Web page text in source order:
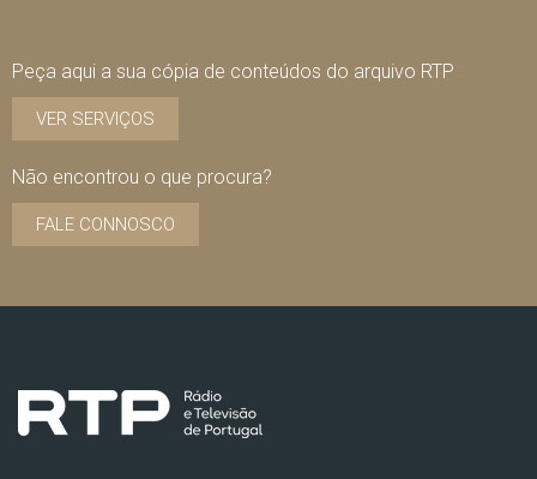
Peça aqui a sua cópia de conteúdos do arquivo RTP
VER SERVIÇOS
Não encontrou o que procura?
FALE CONNOSCO